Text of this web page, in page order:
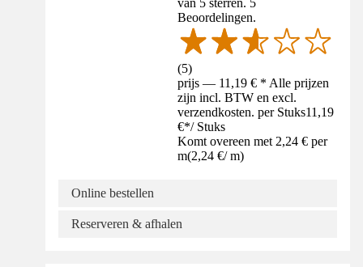
van 5 sterren. 5
Beoordelingen.
(5)
prijs — 11,19 € * Alle prijzen
zijn incl. BTW en excl.
verzendkosten. per Stuks11,19
€*/ Stuks
Komt overeen met 2,24 € per
m(2,24 €/ m)
Online bestellen
Reserveren & afhalen